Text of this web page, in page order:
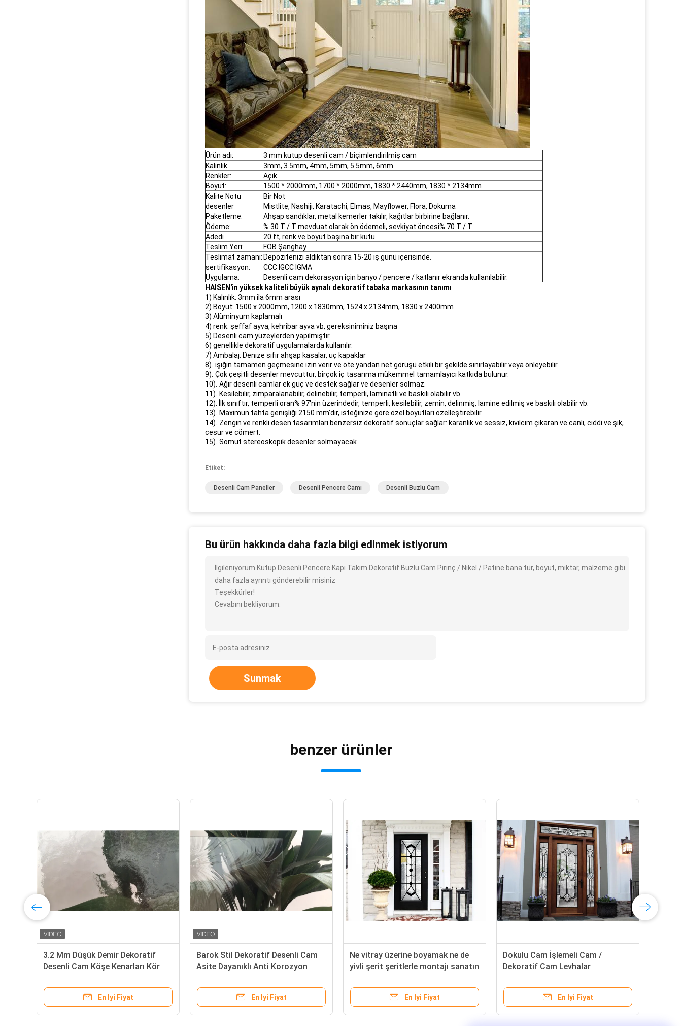
Ürün adı:
3 mm kutup desenli cam / biçimlendirilmiş cam
Kalınlık
3mm, 3.5mm, 4mm, 5mm, 5.5mm, 6mm
Renkler:
Açık
Boyut:
1500 * 2000mm, 1700 * 2000mm, 1830 * 2440mm, 1830 * 2134mm
Kalite Notu
Bir Not
desenler
Mistlite, Nashiji, Karatachi, Elmas, Mayflower, Flora, Dokuma
Paketleme:
Ahşap sandıklar, metal kemerler takılır, kağıtlar birbirine bağlanır.
Ödeme:
% 30 T / T mevduat olarak ön ödemeli, sevkiyat öncesi% 70 T / T
Adedi
20 ft, renk ve boyut başına bir kutu
Teslim Yeri:
FOB Şanghay
Teslimat zamanı: Depozitenizi aldıktan sonra 15-20 iş günü içerisinde.
sertifikasyon:
CCC IGCC IGMA
Uygulama:
Desenli cam dekorasyon için banyo / pencere / katlanır ekranda kullanılabilir.
HAISEN'in yüksek kaliteli büyük aynalı dekoratif tabaka markasının tanımı
1) Kalınlık: 3mm ila 6mm arası
2) Boyut: 1500 x 2000mm, 1200 x 1830mm, 1524 x 2134mm, 1830 x 2400mm
3) Alüminyum kaplamalı
4) renk: şeffaf ayva, kehribar ayva vb, gereksiniminiz başına
5) Desenli cam yüzeylerden yapılmıştır
6) genellikle dekoratif uygulamalarda kullanılır.
7) Ambalaj: Denize sıfır ahşap kasalar, uç kapaklar
8). ışığın tamamen geçmesine izin verir ve öte yandan net görüşü etkili bir şekilde sınırlayabilir veya önleyebilir.
9). Çok çeşitli desenler mevcuttur, birçok iç tasarıma mükemmel tamamlayıcı katkıda bulunur.
10). Ağır desenli camlar ek güç ve destek sağlar ve desenler solmaz.
11).
Kesilebilir, zımparalanabilir, delinebilir, temperli, laminatlı ve baskılı olabilir vb.
12). İlk sınıftır, temperli oran% 97'nin üzerindedir, temperli, kesilebilir, zemin, delinmiş, lamine edilmiş ve baskılı olabilir vb.
13).
Maximun tahta genişliği 2150 mm'dir, isteğinize göre özel boyutları özelleştirebilir
14). Zengin ve renkli desen tasarımları benzersiz dekoratif sonuçlar sağlar: karanlık ve sessiz, kıvılcım çıkaran ve canlı, ciddi ve şık,
cesur ve cömert.
15). Somut stereoskopik desenler solmayacak
Etiket:
Desenli Cam Paneller Desenli Pencere Camı Desenli Buzlu Cam
Bu ürün hakkında daha fazla bilgi edinmek istiyorum
İlgileniyorum Kutup Desenli Pencere Kapı Takım Dekoratif Buzlu Cam Pirinç / Nikel / Patine bana tür, boyut, miktar, malzeme gibi
daha fazla ayrıntı gönderebilir misiniz
Teşekkürler!
Cevabını bekliyorum.
Sunmak
benzer ürünler
3.2 Mm Düşük Demir Dekoratif
Desenli Cam Köşe Kenarları Kör
En Iyi Fiyat
Barok Stil Dekoratif Desenli Cam
Asite Dayanıklı Anti Korozyon
En Iyi Fiyat
Ne vitray üzerine boyamak ne de
yivli şerit şeritlerle montajı sanatın
En Iyi Fiyat
Dokulu Cam İşlemeli Cam /
Dekoratif Cam Levhalar
En Iyi Fiyat